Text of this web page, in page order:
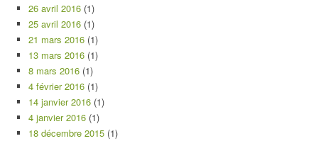
26 avril 2016 (1)
25 avril 2016 (1)
21 mars 2016 (1)
13 mars 2016 (1)
8 mars 2016 (1)
4 février 2016 (1)
14 janvier 2016 (1)
4 janvier 2016 (1)
18 décembre 2015 (1)